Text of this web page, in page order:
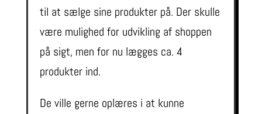
til at sælge sine produkter på. Der skulle
være mulighed for udvikling af shoppen
på sigt, men for nu lægges ca. 4
produkter ind.
De ville gerne oplæres i at kunne